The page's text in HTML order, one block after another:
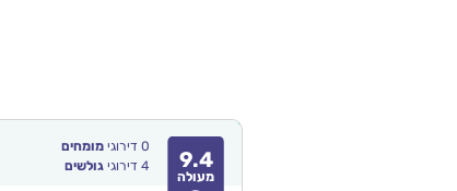
9.4
מעולה
0 דירוגימומחים
4 דירוגיגולשים